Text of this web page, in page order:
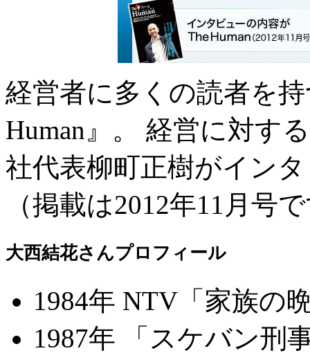
経営者に多くの読者を
Human』。 経営に対す
社代表柳町正樹がイン
（掲載は2012年11月号
大西結花さんプロフィール
1984年 NTV「家族の
1987年 「スケバン刑